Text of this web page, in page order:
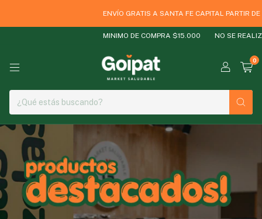
ENVÍO GRATIS A SANTA FE CAPITAL PARTIR DE
MINIMO DE COMPRA $15.000 NO SE REALIZAN
0